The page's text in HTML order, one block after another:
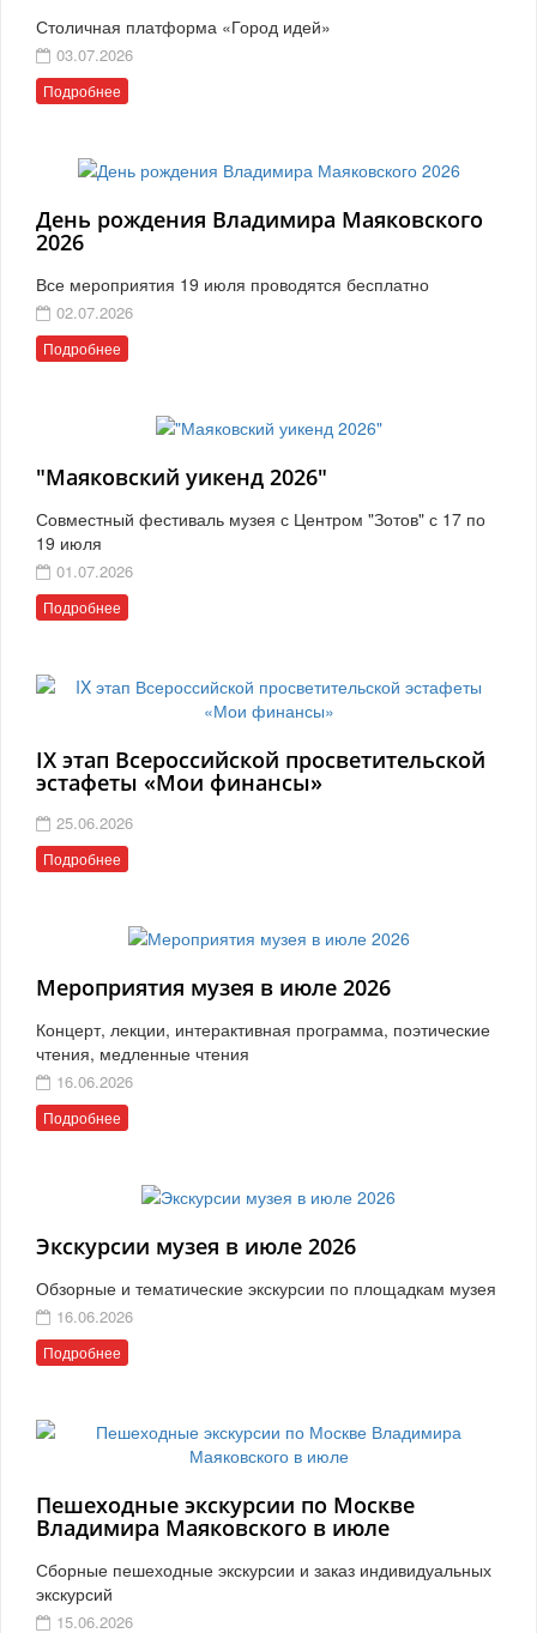
Столичная платформа «Город идей»
03.07.2026
Подробнее
День рождения Владимира Маяковского
2026
Все мероприятия 19 июля проводятся бесплатно
02.07.2026
Подробнее
"Маяковский уикенд 2026"
Совместный фестиваль музея с Центром "Зотов" с 17 по
19 июля
01.07.2026
Подробнее
IX этап Всероссийской просветительской
эстафеты «Мои финансы»
25.06.2026
Подробнее
Мероприятия музея в июле 2026
Концерт, лекции, интерактивная программа, поэтические
чтения, медленные чтения
16.06.2026
Подробнее
Экскурсии музея в июле 2026
Обзорные и тематические экскурсии по площадкам музея
16.06.2026
Подробнее
Пешеходные экскурсии по Москве
Владимира Маяковского в июле
Сборные пешеходные экскурсии и заказ индивидуальных
экскурсий
15.06.2026